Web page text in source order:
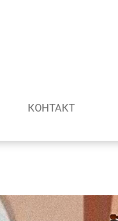
КОНТАКТ